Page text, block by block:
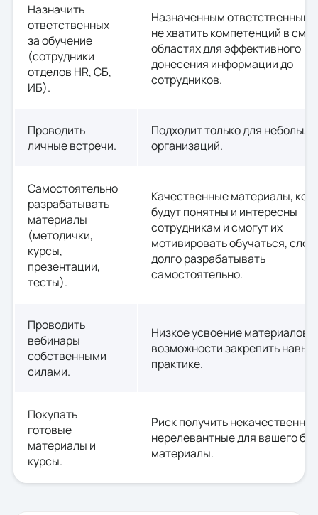
Назначить
ответственных
за обучение
(сотрудники
отделов HR, СБ,
ИБ).
Назначенным ответственным
не хватить компетенций в
областях для эффективного
донесения информации до
сотрудников.
Проводить
личные встречи.
Подходит только для
организаций.
Самостоятельно
разрабатывать
материалы
(методички,
курсы,
презентации,
тесты).
Качественные материалы,
будут понятны и интересны
сотрудникам и смогут их
мотивировать обучаться,
долго разрабатывать
самостоятельно.
Проводить
вебинары
собственными
силами.
Низкое усвоение материалов,
возможности закрепить
практике.
Покупать
готовые
материалы и
курсы.
Риск получить
нерелевантные для вашего
материалы.